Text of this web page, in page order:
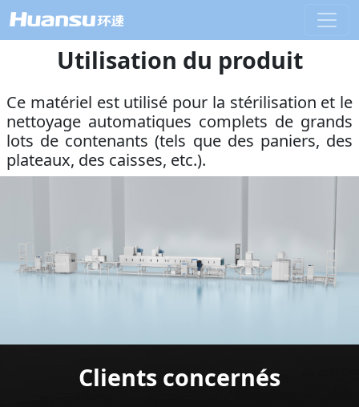
Utilisation du produit
Ce matériel est utilisé pour la stérilisation et le
nettoyage automatiques complets de grands
lots de contenants (tels que des paniers, des
plateaux, des caisses, etc.).
Clients concernés